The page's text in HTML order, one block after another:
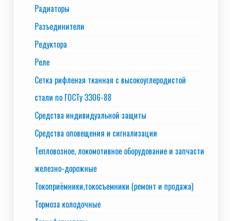
Радиаторы
Разъединители
Редуктора
Реле
Сетка рифленая тканная с высокоуглеродистой
стали по ГОСТу 3306-88
Средства индивидуальной защиты
Средства оповещения и сигнализации
Тепловозное, локомотивное оборудование и запчасти
железно-дорожные
Токоприёмники,токосъемники (ремонт и продажа)
Тормоза колодочные